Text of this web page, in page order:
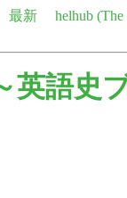
最新
helhub
英語史